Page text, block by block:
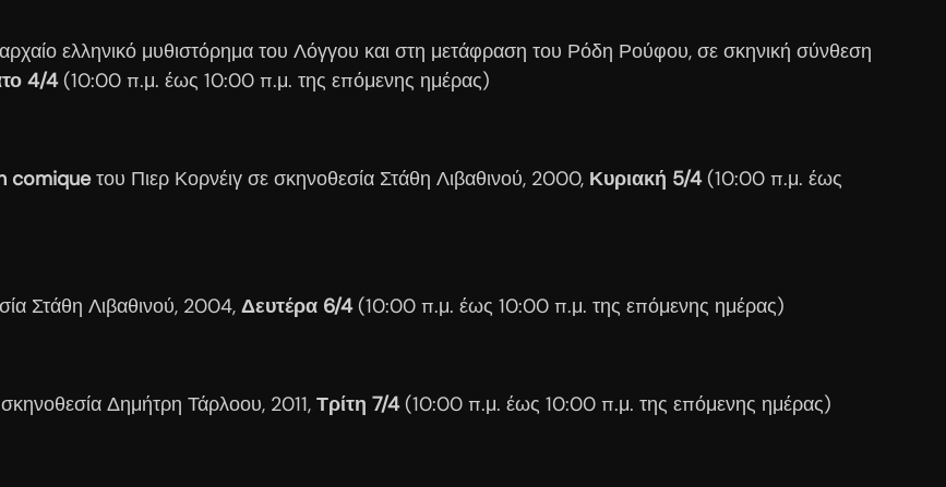
ελληνικό μυθιστόρημα του Λόγγου και στη μετάφραση του Ρόδη Ρούφου, σε σκηνική σύνθεση
4/4(10:00 π.μ. έως 10:00 π.μ. της επόμενης ημέρας)
comiqueτου Πιερ Κορνέιγ σε σκηνοθεσία Στάθη Λιβαθινού, 2000, Κυριακή 5/4(10:00 π.μ. έως
Στάθη Λιβαθινού, 2004, Δευτέρα 6/4(10:00 π.μ. έως 10:00 π.μ. της επόμενης ημέρας)
Δημήτρη Τάρλοου, 2011, Τρίτη 7/4(10:00 π.μ. έως 10:00 π.μ. της επόμενης ημέρας)